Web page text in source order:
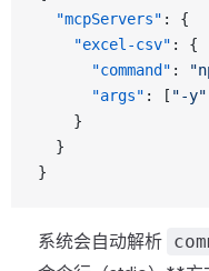
  "mcpServers"
: {
    "excel-csv"
: {
      "command"
:
      "args"
: [ "-y"
    }
  }
}
系统会自动解析